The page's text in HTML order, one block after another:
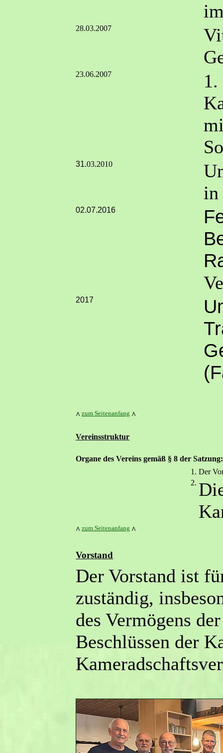
28.03.2007
23.06.2007
1.
31.03.2010
in
02.07.2016
2017
^ zum Seitenanfang ^
Vereinsstruktur
Organe des Vereins gemäß § 8 der Satzung:
1. Der
2.
^ zum Seitenanfang ^
Vorstand
Der Vorstand ist
zuständig,
des Vermögens
Beschlüssen der